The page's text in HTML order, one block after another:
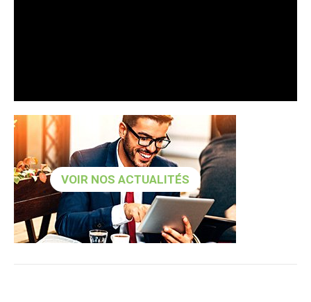
VOIR NOS ACTUALITÉS